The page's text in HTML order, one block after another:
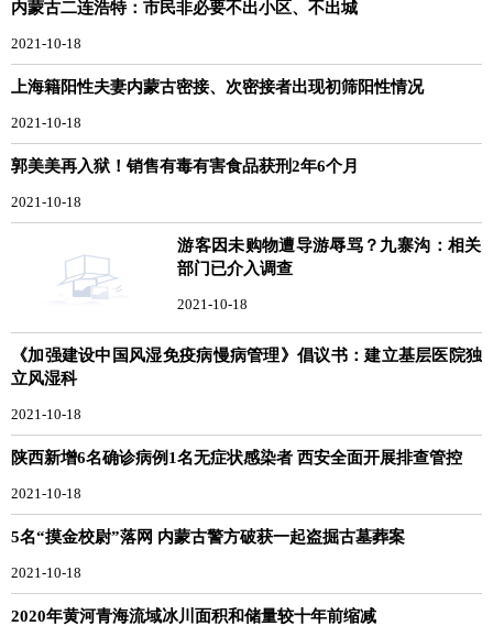
内蒙古二连浩特：市民非必要不出小区、不出城
2021-10-18
上海籍阳性夫妻内蒙古密接、次密接者出现初筛阳性情况
2021-10-18
郭美美再入狱！销售有毒有害食品获刑2年6个月
2021-10-18
游客因未购物遭导游辱骂？九寨沟：相关
部门已介入调查
2021-10-18
《加强建设中国风湿免疫病慢病管理》倡议书：建立基层医院独
立风湿科
2021-10-18
陕西新增6名确诊病例1名无症状感染者 西安全面开展排查管控
2021-10-18
5名“摸金校尉”落网 内蒙古警方破获一起盗掘古墓葬案
2021-10-18
2020年黄河青海流域冰川面积和储量较十年前缩减